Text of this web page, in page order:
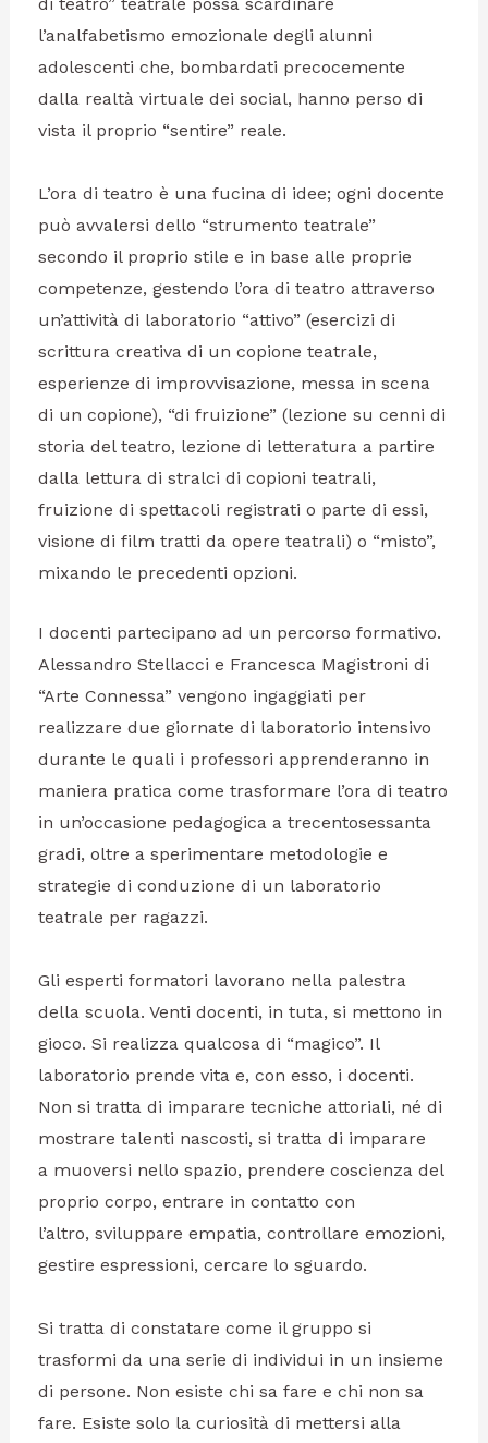
di teatro” teatrale possa scardinare
l’analfabetismo emozionale degli alunni
adolescenti che, bombardati precocemente
dalla realtà virtuale dei social, hanno perso di
vista il proprio “sentire” reale.
L’ora di teatro è una fucina di idee; ogni docente
può avvalersi dello “strumento teatrale”
secondo il proprio stile e in base alle proprie
competenze, gestendo l’ora di teatro attraverso
un’attività di laboratorio “attivo” (esercizi di
scrittura creativa di un copione teatrale,
esperienze di improvvisazione, messa in scena
di un copione), “di fruizione” (lezione su cenni di
storia del teatro, lezione di letteratura a partire
dalla lettura di stralci di copioni teatrali,
fruizione di spettacoli registrati o parte di essi,
visione di film tratti da opere teatrali) o “misto”,
mixando le precedenti opzioni.
I docenti partecipano ad un percorso formativo.
Alessandro Stellacci e Francesca Magistroni di
“Arte Connessa” vengono ingaggiati per
realizzare due giornate di laboratorio intensivo
durante le quali i professori apprenderanno in
maniera pratica come trasformare l’ora di teatro
in un’occasione pedagogica a trecentosessanta
gradi, oltre a sperimentare metodologie e
strategie di conduzione di un laboratorio
teatrale per ragazzi.
Gli esperti formatori lavorano nella palestra
della scuola. Venti docenti, in tuta, si mettono in
gioco. Si realizza qualcosa di “magico”. Il
laboratorio prende vita e, con esso, i docenti.
Non si tratta di imparare tecniche attoriali, né di
mostrare talenti nascosti, si tratta di imparare
a muoversi nello spazio, prendere coscienza del
proprio corpo, entrare in contatto con
l’altro, sviluppare empatia, controllare emozioni,
gestire espressioni, cercare lo sguardo.
Si tratta di constatare come il gruppo si
trasformi da una serie di individui in un insieme
di persone. Non esiste chi sa fare e chi non sa
fare. Esiste solo la curiosità di mettersi alla